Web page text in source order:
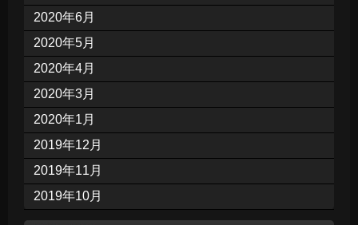
2020年6月
2020年5月
2020年4月
2020年3月
2020年1月
2019年12月
2019年11月
2019年10月